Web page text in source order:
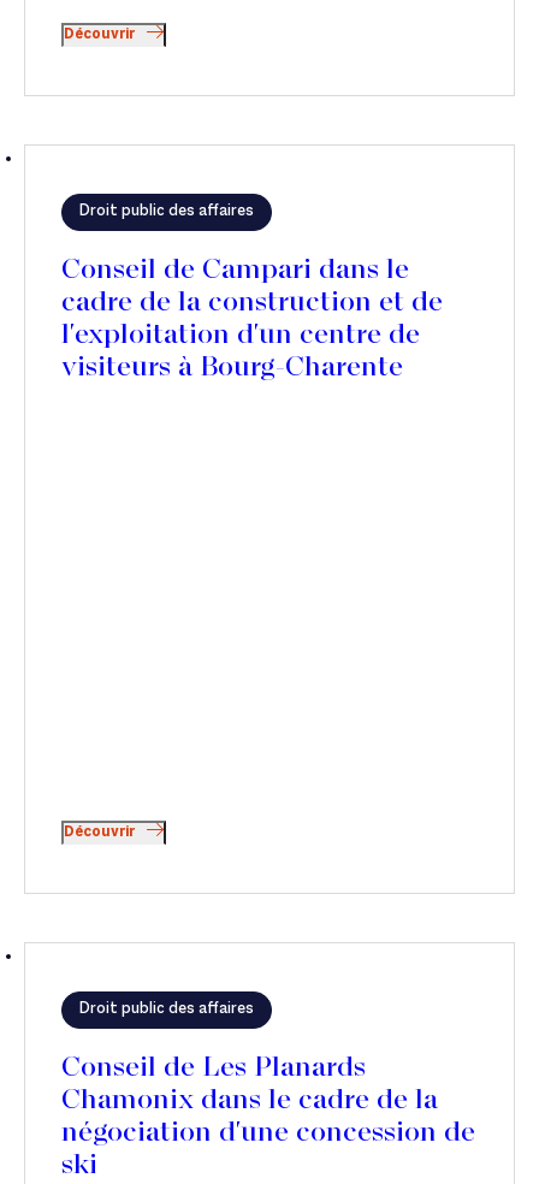
Découvrir
Droit public des affaires
Conseil de Campari dans le
cadre de la construction et de
l'exploitation d'un centre de
visiteurs à Bourg-Charente
Découvrir
Droit public des affaires
Conseil de Les Planards
Chamonix dans le cadre de la
négociation d'une concession de
ski